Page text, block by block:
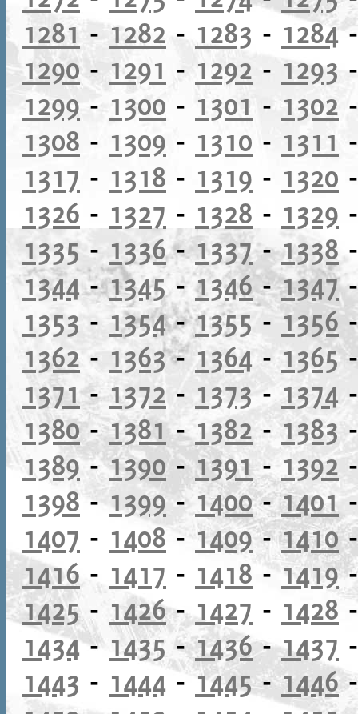
1281 -1282 - 1283 - 1284
1290- 1291 - 1292 - 1293
1299 - 1300 - 1301 - 1302
1308 - 1309 - 1310 - 1311
1317 - 1318 - 1319 - 1320
1326 - 1327 - 1328 - 1329
1335- 1336-1337-1338
1344-1345-1346-1347
1353 - 1354-1355 -1356
1362 - 1363-1364- 1365
1371-1372 - 1373- 1374
1380-1381-1382-1383
1389-1390-1391- 1392
1398-1399- 1400-1401
1407 - 1408-1409-1410
1416 - 1417 - 1418 - 1419
1425- 1426-1427 - 1428
1434- 1435 -1436-1437
1443 - 1444-1445-1446